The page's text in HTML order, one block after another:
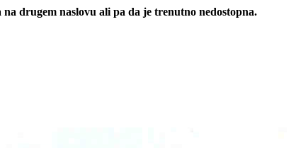
drugem naslovu ali pa da je trenutno nedostopna.